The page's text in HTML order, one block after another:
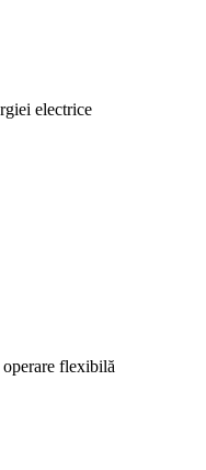
electrice
flexibilă